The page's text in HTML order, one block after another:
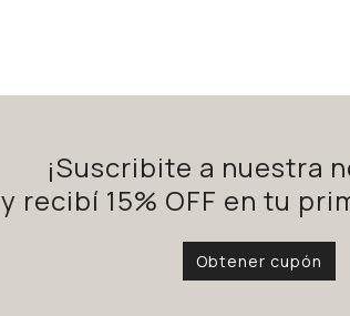
¡Suscribite a nuestra
y recibí 15% OFF en tu
Obtener cupón